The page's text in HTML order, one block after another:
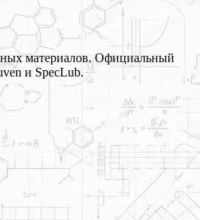
материалов. Официальный
и SpecLub.